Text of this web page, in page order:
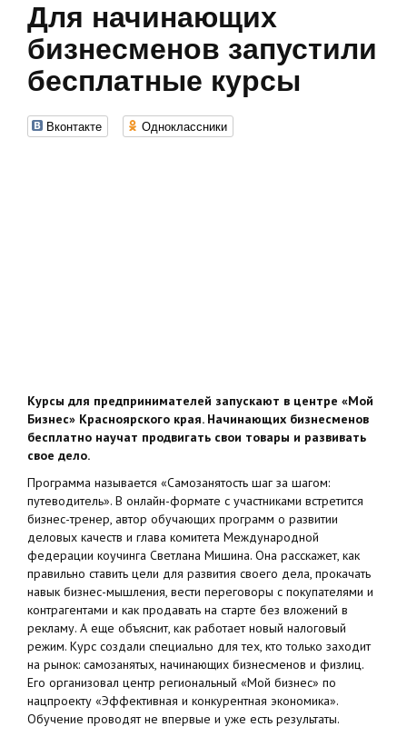
Для начинающих
бизнесменов запустили
бесплатные курсы
Вконтакте Одноклассники
Курсы для предпринимателей запускают в центре «Мой
Бизнес» Красноярского края. Начинающих бизнесменов
бесплатно научат продвигать свои товары и развивать
свое дело.
Программа называется «Самозанятость шаг за шагом:
путеводитель». В онлайн-формате с участниками встретится
бизнес-тренер, автор обучающих программ о развитии
деловых качеств и глава комитета Международной
федерации коучинга Светлана Мишина. Она расскажет, как
правильно ставить цели для развития своего дела, прокачать
навык бизнес-мышления, вести переговоры с покупателями и
контрагентами и как продавать на старте без вложений в
рекламу. А еще объяснит, как работает новый налоговый
режим. Курс создали специально для тех, кто только заходит
на рынок: самозанятых, начинающих бизнесменов и физлиц.
Его организовал центр региональный «Мой бизнес» по
нацпроекту «Эффективная и конкурентная экономика».
Обучение проводят не впервые и уже есть результаты.